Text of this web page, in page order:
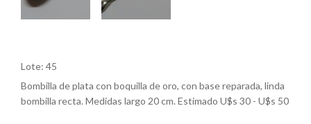
Lote: 45
Bombilla de plata con boquilla de oro, con base reparada, linda
bombilla recta. Medidas largo 20 cm. Estimado U$s 30 - U$s 50